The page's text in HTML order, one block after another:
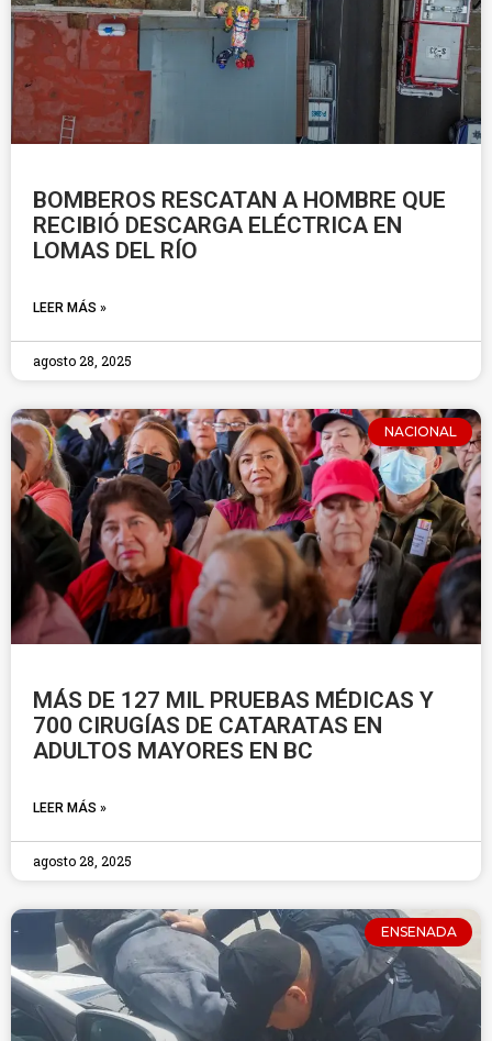
BOMBEROS RESCATAN A HOMBRE QUE
RECIBIÓ DESCARGA ELÉCTRICA EN
LOMAS DEL RÍO
LEER MÁS »
agosto 28, 2025
NACIONAL
MÁS DE 127 MIL PRUEBAS MÉDICAS Y
700 CIRUGÍAS DE CATARATAS EN
ADULTOS MAYORES EN BC
LEER MÁS »
agosto 28, 2025
ENSENADA